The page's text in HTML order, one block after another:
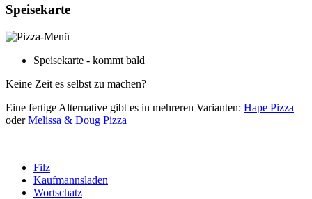
Speisekarte
Speisekarte - kommt bald
Keine Zeit es selbst zu machen?
Eine fertige Alternative gibt es in mehreren Varianten: Hape Pizza
oderMelissa & Doug Pizza
Filz
Kaufmannsladen
Wortschatz